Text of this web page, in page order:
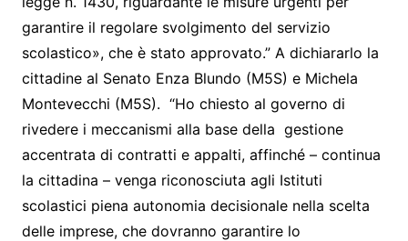
garantire il regolare svolgimento del servizio
scolastico», che è stato approvato.” A dichiararlo la
cittadine al Senato Enza Blundo (M5S) e Michela
Montevecchi (M5S). “Ho chiesto al governo di
rivedere i meccanismi alla base della gestione
accentrata di contratti e appalti, affinché – continua
la cittadina – venga riconosciuta agli Istituti
scolastici piena autonomia decisionale nella scelta
delle imprese, che dovranno garantire lo